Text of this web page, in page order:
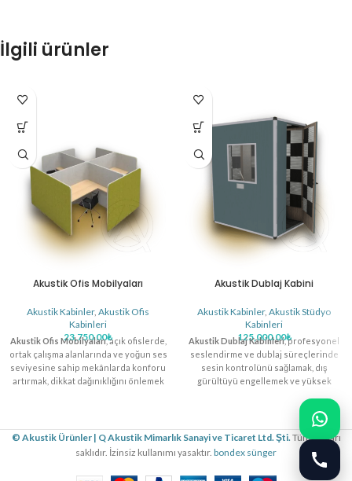
İlgili ürünler
Akustik Ofis Mobilyaları
Akustik Kabinler, Akustik Ofis
Kabinleri
23,750.00₺
Akustik Ofis Mobilyaları, açık ofislerde,
ortak çalışma alanlarında ve yoğun ses
seviyesine sahip mekânlarda konforu
artırmak, dikkat dağınıklığını önlemek
Modern iç mimaride hem teknik
performansı hem de şık tasarımıyla
düzenleme sağlayarak iç mekândaki
Akustik Dublaj Kabini
Akustik Kabinler, Akustik Stüdyo
Kabinleri
125,000.00₺
Akustik Dublaj Kabinleri, profesyonel
seslendirme ve dublaj süreçlerinde
sesin kontrolünü sağlamak, dış
gürültüyü engellemek ve yüksek
tasarlanan kompakt ve işlevsel
çözümlerdir. Modern ses mühendisliği
ve iç mimaride hem teknik
performansı hem de şık ve ergonomik
tasarımıyla dikkat çeken bu kabinler,
akustik düzenleme sağlayarak iç ve dış
© Akustik Ürünler | Q Akustik Mimarlık Sanayi ve Ticaret Ltd. Şti. Tüm hakları
saklıdır. İzinsiz kullanımı yasaktır. bondex sünger